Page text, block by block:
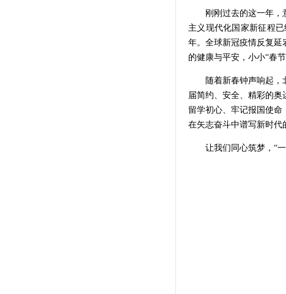
刚刚过去的这一年
主义现代化国家新征程
年。全球新冠疫情反复延
的健康与平安，小小“春
随着新春钟声响起
届简约、安全、精彩的
留学初心、牢记报国使命
在矢志奋斗中谱写新时代
让我们同心筑梦，“一